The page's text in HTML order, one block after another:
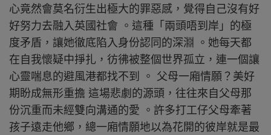
心竟然會莫名衍生出極大的罪惡感，覺得自己沒有好
好努力去融入英國社會 。這種「兩頭唔到岸」的極
度矛盾，讓她徹底陷入身份認同的深淵 。她每天都
在自我懷疑中掙扎，彷彿被整個世界孤立，連一個讓
心靈喘息的避風港都找不到 。 父母一廂情願？美好
期盼成無形重擔 這場悲劇的源頭，往往來自父母那
份沉重而未經雙向溝通的愛 。許多打工仔父母牽著
孩子遠走他鄉，總一廂情願地以為花開的彼岸就是最